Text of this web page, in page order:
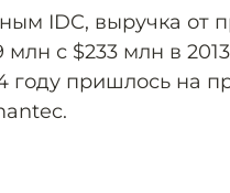
IDC, выручка от
млн с $233 млн в
году пришлось на